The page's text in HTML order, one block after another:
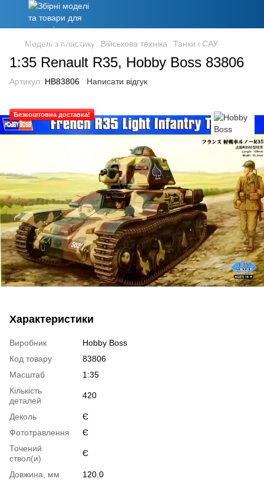
Моделі з пластику Військова техніка Танки і САУ
1:35 Renault R35, Hobby Boss 83806
Артикул: HB83806 Написати відгук
Безкоштовна доставка!
Характеристики
Виробник
Hobby Boss
Код товару
83806
Масштаб
1:35
Кількість
деталей
420
Деколь
Є
Фототравлення
Є
Точений
ствол(и)
Є
Довжина, мм
120.0